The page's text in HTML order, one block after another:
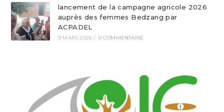
lancement de la campagne agricole 2026
auprès des femmes Bedzang par
ACPADEL
9 MARS 2026 / 0 COMMENTAIRE